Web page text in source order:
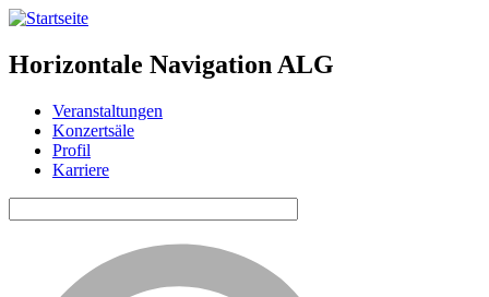
Horizontale Navigation ALG
Veranstaltungen
Konzertsäle
Profil
Karriere